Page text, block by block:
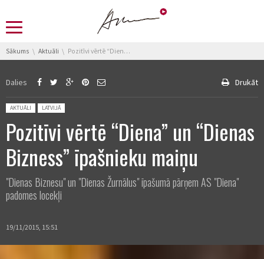
You are here:
Sākums Aktuāli Pozitīvi vērtē “Diena” un “Dienas Bizness” īpašnieku maiņu
Dalies Drukāt
Posted in:
AKTUĀLI LATVIJĀ
Pozitīvi vērtē “Diena” un “Dienas
Bizness” īpašnieku maiņu
"Dienas Biznesu" un "Dienas Žurnālus" īpašumā pārņem AS "Diena"
padomes locekļi
19/11/2015, 15:51